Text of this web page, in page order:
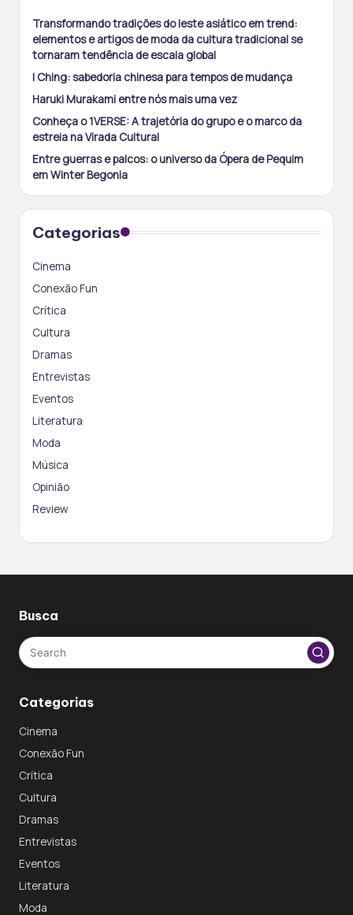
Transformando tradições do leste asiático em trend:
elementos e artigos de moda da cultura tradicional se
tornaram tendência de escala global
I Ching: sabedoria chinesa para tempos de mudança
Haruki Murakami entre nós mais uma vez
Conheça o 1VERSE: A trajetória do grupo e o marco da
estreia na Virada Cultural
Entre guerras e palcos: o universo da Ópera de Pequim
em Winter Begonia
Categorias
Cinema
Conexão Fun
Crítica
Cultura
Dramas
Entrevistas
Eventos
Literatura
Moda
Música
Opinião
Review
Busca
Categorias
Cinema
Conexão Fun
Crítica
Cultura
Dramas
Entrevistas
Eventos
Literatura
Moda